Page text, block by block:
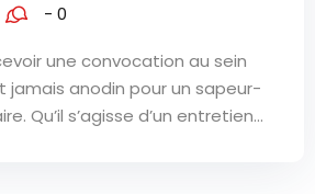
- 0
une convocation au sein
jamais anodin pour un sapeur-
Qu’il s’agisse d’un entretien...